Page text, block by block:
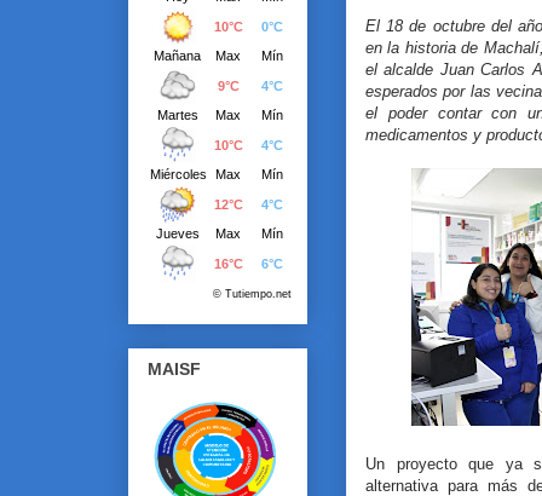
El 18 de octubre del
en la historia de
el alcalde Juan Carlos
esperados por las
el poder contar con
medicamentos y
Un proyecto que ya
alternativa para más
MAISF